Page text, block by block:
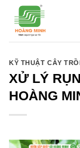
qua
KỸ THUẬT CÂY
XỬ LÝ
HOÀNG